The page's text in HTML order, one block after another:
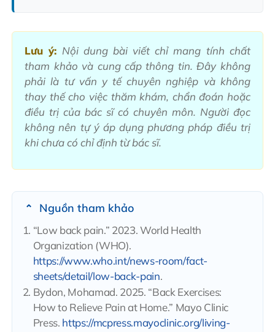
Lưu ý: Nội dung bài viết chỉ mang tính chất
tham khảo và cung cấp thông tin. Đây không
phải là tư vấn y tế chuyên nghiệp và không
thay thế cho việc thăm khám, chẩn đoán hoặc
điều trị của bác sĩ có chuyên môn. Người đọc
không nên tự ý áp dụng phương pháp điều trị
khi chưa có chỉ định từ bác sĩ.
Nguồn tham khảo
“Low back pain.” 2023. World Health
Organization (WHO).
https://www.who.int/news-room/fact-
sheets/detail/low-back-pain.
Bydon, Mohamad. 2025. “Back Exercises:
How to Relieve Pain at Home.” Mayo Clinic
Press. https://mcpress.mayoclinic.org/living-